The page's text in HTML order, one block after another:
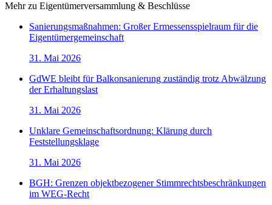
Mehr zu Eigentümerversammlung & Beschlüsse
Sanierungsmaßnahmen: Großer Ermessensspielraum für die
Eigentümergemeinschaft
31. Mai 2026
GdWE bleibt für Balkonsanierung zuständig trotz Abwälzung
der Erhaltungslast
31. Mai 2026
Unklare Gemeinschaftsordnung: Klärung durch
Feststellungsklage
31. Mai 2026
BGH: Grenzen objektbezogener Stimmrechtsbeschränkungen
im WEG-Recht